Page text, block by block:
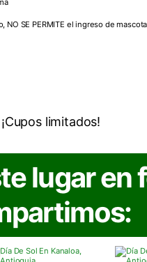
NO SE PERMITE el ingreso de
Cupos limitados
lugar en